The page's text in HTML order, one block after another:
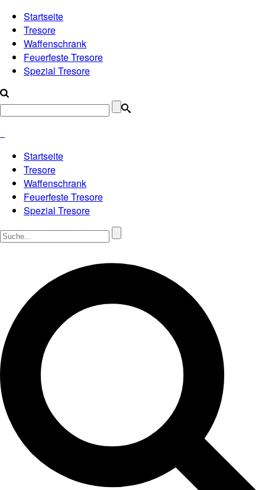
Startseite
Tresore
Waffenschrank
Feuerfeste Tresore
Spezial Tresore
Startseite
Tresore
Waffenschrank
Feuerfeste Tresore
Spezial Tresore